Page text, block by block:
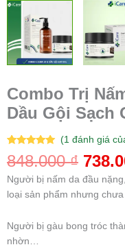
Combo Trị
Dầu Gội Sạch
5.00 trên 5
dựa trên
1
(1đánh giá
848.000₫
Người bị nấm da đầu
loại sản phẩm nhưng
Người bị gàu bong tróc
nhờn…